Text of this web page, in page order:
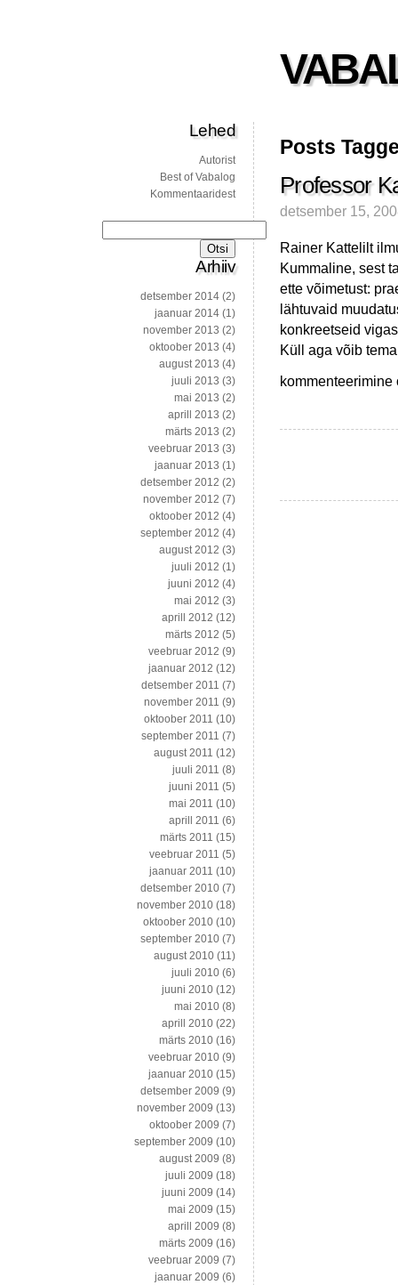
Posts
Professor
detsember 15,
Rainer Kattelilt
Kummaline, sest
ette võimetust:
lähtuvaid
konkreetseid
Küll aga võib
Professor
salasoovidest
Lehed
Autorist
Best of Vabalog
Kommentaaridest
Arhiiv
detsember 2014 (2)
jaanuar 2014 (1)
november 2013 (2)
oktoober 2013 (4)
august 2013 (4)
juuli 2013 (3)
mai 2013 (2)
aprill 2013 (2)
märts 2013 (2)
veebruar 2013 (3)
jaanuar 2013 (1)
detsember 2012 (2)
november 2012 (7)
oktoober 2012 (4)
september 2012 (4)
august 2012 (3)
juuli 2012 (1)
juuni 2012 (4)
mai 2012 (3)
aprill 2012 (12)
märts 2012 (5)
veebruar 2012 (9)
jaanuar 2012 (12)
detsember 2011 (7)
november 2011 (9)
oktoober 2011 (10)
september 2011 (7)
august 2011 (12)
juuli 2011 (8)
juuni 2011 (5)
mai 2011 (10)
aprill 2011 (6)
märts 2011 (15)
veebruar 2011 (5)
jaanuar 2011 (10)
detsember 2010 (7)
november 2010 (18)
oktoober 2010 (10)
september 2010 (7)
august 2010 (11)
juuli 2010 (6)
juuni 2010 (12)
mai 2010 (8)
aprill 2010 (22)
märts 2010 (16)
veebruar 2010 (9)
jaanuar 2010 (15)
detsember 2009 (9)
november 2009 (13)
oktoober 2009 (7)
september 2009 (10)
august 2009 (8)
juuli 2009 (18)
juuni 2009 (14)
mai 2009 (15)
aprill 2009 (8)
märts 2009 (16)
veebruar 2009 (7)
jaanuar 2009 (6)